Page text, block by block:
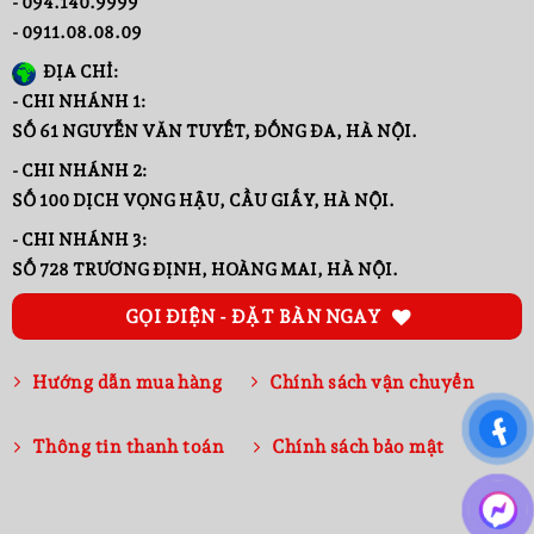
- 0911.08.08.09
ĐỊA CHỈ:
- CHI NHÁNH 1:
SỐ 61 NGUYỄN VĂN TUYẾT, ĐỐNG ĐA, HÀ NỘI.
- CHI NHÁNH 2:
SỐ 100 DỊCH VỌNG HẬU, CẦU GIẤY, HÀ NỘI.
- CHI NHÁNH 3:
SỐ 728 TRƯƠNG ĐỊNH, HOÀNG MAI, HÀ NỘI.
GỌI ĐIỆN - ĐẶT BÀN NGAY
Hướng dẫn mua hàng Chính sách vận chuyển
Thông tin thanh toán Chính sách bảo mật